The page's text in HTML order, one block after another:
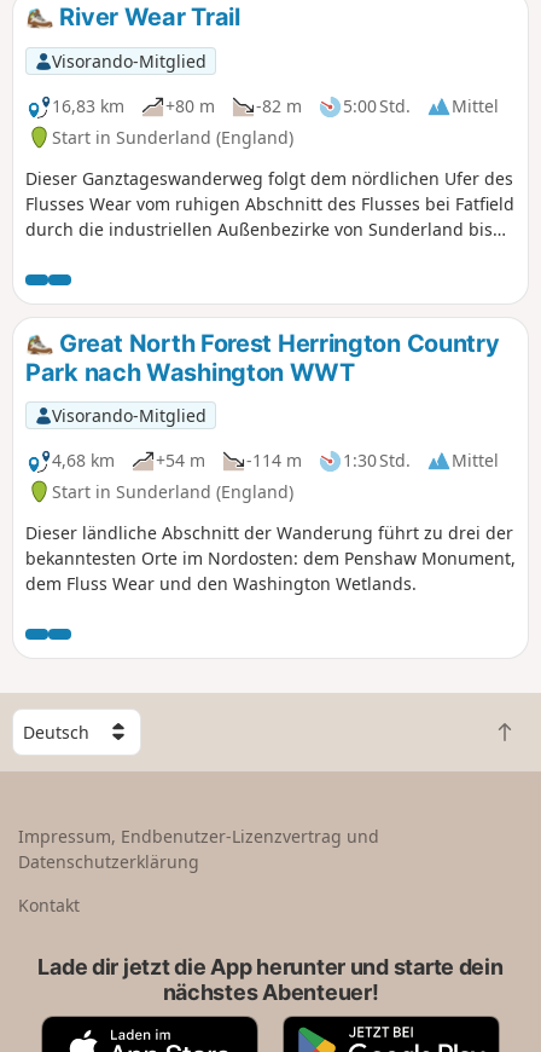
River Wear Trail
Visorando-Mitglied
16,83 km
+80 m -82 m 5:00 Std.
Mittel
Start in Sunderland (England)
Dieser Ganztageswanderweg folgt dem nördlichen Ufer des
Flusses Wear vom ruhigen Abschnitt des Flusses bei Fatfield
durch die industriellen Außenbezirke von Sunderland bis
alternatives Ende des Weardale Way, der dem südlichen
Ufer des Wear folgt.
Great North Forest Herrington Country
Park nach Washington WWT
Visorando-Mitglied
4,68 km
+54 m -114 m 1:30 Std.
Mittel
Start in Sunderland (England)
Dieser ländliche Abschnitt der Wanderung führt zu drei der
bekanntesten Orte im Nordosten: dem Penshaw Monument,
dem Fluss Wear und den Washington Wetlands.
W
ä
h
e
n
Z
u
Impressum, Endbenutzer-Lizenzvertrag und
Datenschutzerklärung
Kontakt
Lade dir jetzt die App herunter und starte dein
nächstes Abenteuer!
A
G